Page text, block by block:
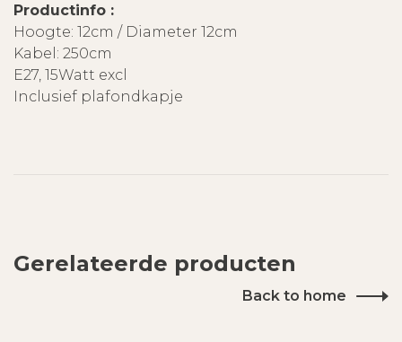
Productinfo :
Hoogte: 12cm / Diameter 12cm
Kabel: 250cm
E27, 15Watt excl
Inclusief plafondkapje
Gerelateerde producten
Back to home